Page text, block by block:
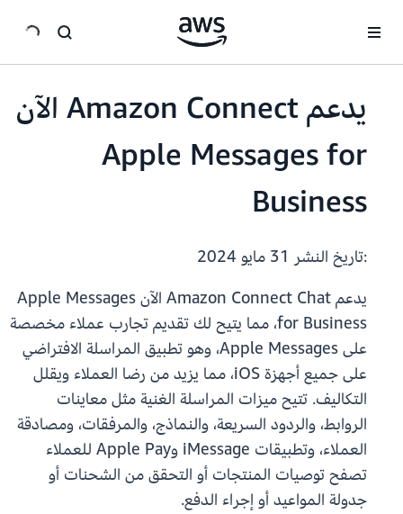
يدعم Amazon Connect الآن
Apple Messages for
Business
:تاريخ النشر
يدعم Amazon Connect Chat الآن Apple Messages
for Business، مما يتيح لك تقديم تجارب عملاء مخصصة
على Apple Messages، وهو تطبيق المراسلة الافتراضي
على جميع أجهزة iOS، مما يزيد من رضا العملاء ويقلل
التكاليف. تتيح ميزات المراسلة الغنية مثل معاينات
الروابط، والردود السريعة، والنماذج، والمرفقات، ومصادقة
العملاء، وتطبيقات iMessage وApple Pay للعملاء
تصفح توصيات المنتجات أو التحقق من الشحنات أو
جدولة المواعيد أو إجراء الدفع.